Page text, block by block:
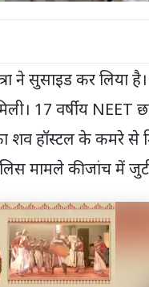
ने सुसाइड कर लिया
17 वर्षीय NEET
शव हॉस्टल के कमरे से
मामले की जांच में